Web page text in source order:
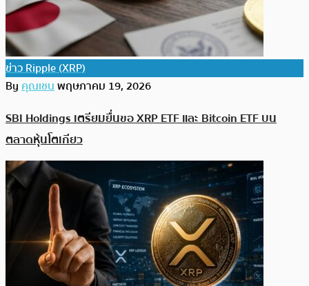
ข่าว Ripple (XRP)
Byคุณเชนพฤษภาคม 19, 2026
SBI Holdings เตรียมยื่นขอ XRP ETF และ Bitcoin ETF บน
ตลาดหุ้นโตเกียว